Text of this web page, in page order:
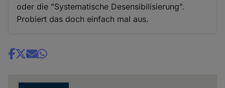
oder die "Systematische Desensibilisierung".
Probiert das doch einfach mal aus.
Share